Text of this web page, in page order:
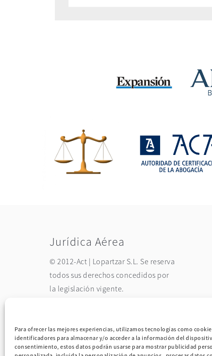
Para ofrecer las mejores experiencias, utilizamos tecnologías como
identificadores para almacenar y/o acceder a la información del
consentimiento, estos datos podrán usarse para mostrar publicidad
Jurídica Aérea
© 2012-Act | Lopartzar S.L. Se reserva
todos sus derechos concedidos por
la legislación vigente.